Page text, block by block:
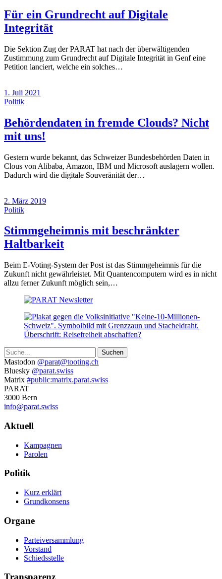
Für ein Grundrecht auf Digitale
Integrität(14.
2023)
Die Sektion Zug der PARAT hat nach der überwältigenden
Zustimmung zum Grundrecht auf Digitale Integrität in Genf eine
Petition lanciert, welche ein solches…
1. Juli 2021
Politik
Behördendaten in fremde Clouds? Nicht
mit uns!
2021)
Gestern wurde bekannt, das Schweizer Bundesbehörden Daten in
Clous von Alibaba, Amazon, IBM und Microsoft auslagern wollen.
Dadurch wird die digitale Souveränität der…
2. März 2019
Politik
Stimmgeheimnis mit beschränkter
Haltbarkeit(2.
2019)
Beim E-Voting-System der Post ist das Stimmgeheimnis für die
Zukunft nicht gewährleistet. Mit Quantencomputern wird es in nicht
allzu ferner Zukunft möglich sein,…
Suche
Weitere
Informationen
Mastodon @parat@tooting.ch
Bluesky @parat.swiss
Matrix #public:matrix.parat.swiss
PARAT
3000 Bern
info@parat.swiss
Navigation
Aktuell
Kampagnen
Parolen
Politik
Kurz erklärt
Grundkonsens
Organe
Parteiversammlung
Vorstand
Schiedsstelle